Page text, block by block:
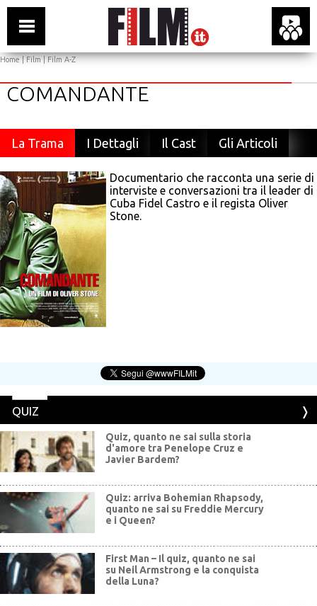
Home|Film|Film A-Z
COMANDANTE
La Trama I Dettagli Il Cast Gli Articoli
Documentario che racconta una serie di
interviste e conversazioni tra il leader di
Cuba Fidel Castro e il regista Oliver
Stone.
QUIZ
Quiz, quanto ne sai sulla storia
d'amore tra Penelope Cruz e
Javier Bardem?
Quiz: arriva Bohemian Rhapsody,
quanto ne sai su Freddie Mercury
e i Queen?
First Man – Il quiz, quanto ne sai
su Neil Armstrong e la conquista
della Luna?